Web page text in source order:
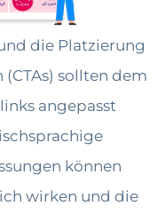
die Platzierung
sollten dem
angepasst
können
wirken und die